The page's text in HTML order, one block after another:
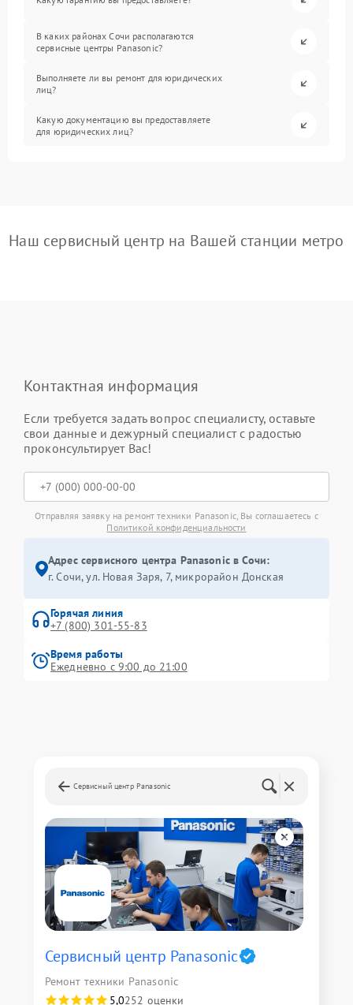
В каких районах Сочи располагаются
сервисные центры Panasonic?
Выполняете ли вы ремонт для юридических
лиц?
Какую документацию вы предоставляете
для юридических лиц?
Наш сервисный центр на Вашей станции метро
Контактная информация
Если требуется задать вопрос специалисту, оставьте
свои данные и дежурный специалист с радостью
проконсультирует Вас!
Отправляя заявку на ремонт техники Panasonic, Вы соглашаетесь с
Политикой конфиденциальности
Адрес сервисного центра Panasonic в Сочи:
г. Сочи, ул. Новая Заря, 7, микрорайон Донская
Горячая линия
+7 (800) 301-55-83
Время работы
Ежедневно с 9:00 до 21:00
Сервисный центр Panasonic
Сервисный центр Panasonic
Ремонт техники Panasonic
5,0252 оценки